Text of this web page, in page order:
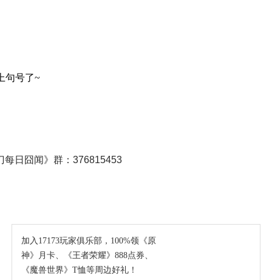
句号了~
每日囧闻》群：376815453
加入17173玩家俱乐部，100%领《原
神》月卡、《王者荣耀》888点券、
《魔兽世界》T恤等周边好礼！